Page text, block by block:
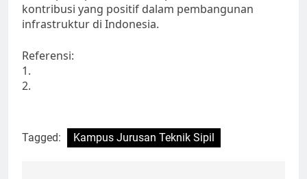
kontribusi yang positif dalam pembangunan
infrastruktur di Indonesia.
Referensi:
1.
2.
Tagged: Kampus Jurusan Teknik Sipil